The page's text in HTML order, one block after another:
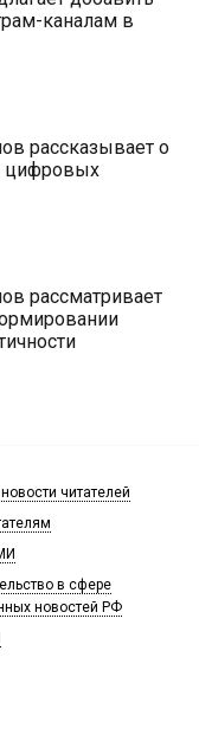
каналам в
рассказывает о
цифровых
рассматривает
читателей
в сфере
новостей РФ